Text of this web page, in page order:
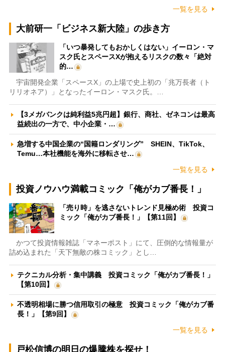
一覧を見る
大前研一「ビジネス新大陸」の歩き方
「いつ暴発してもおかしくはない」イーロン・マ
スク氏とスペースXが抱えるリスクの数々「絶対
的…
宇宙開発企業「スペースX」の上場で史上初の「兆万長者（ト
リリオネア）」となったイーロン・マスク氏。…
【3メガバンクは純利益5兆円超】銀行、商社、ゼネコンは最高
益続出の一方で、中小企業・…
急増する中国企業の“国籍ロンダリング” SHEIN、TikTok、
Temu…本社機能を海外に移転させ…
一覧を見る
投資ノウハウ満載コミック「俺がカブ番長！」
「売り時」を逃さないトレンド見極め術 投資コ
ミック「俺がカブ番長！」【第11回】
かつて投資情報雑誌「マネーポスト」にて、圧倒的な情報量が
詰め込まれた「天下無敵の株コミック」とし…
テクニカル分析・集中講義 投資コミック「俺がカブ番長！」
【第10回】
不透明相場に勝つ信用取引の極意 投資コミック「俺がカブ番
長！」【第9回】
一覧を見る
戸松信博の明日の爆騰株を探せ！